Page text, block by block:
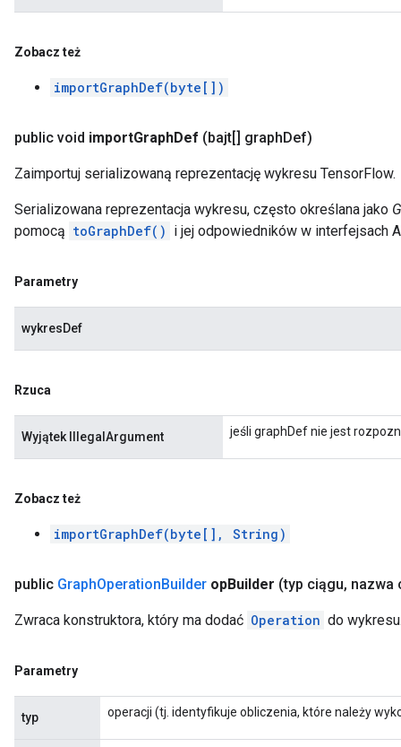
Zobacz też
importGraphDef(byte[])
public void importGraphDef (bajt[] graphDef)
Zaimportuj serializowaną reprezentację wykresu TensorFlow.
Serializowana reprezentacja wykresu, często określana jako
pomocą toGraphDef() i jej odpowiedników w interfejsach
Parametry
wykresDef
Rzuca
Wyjątek IllegalArgument jeśli graphDef nie jest
Zobacz też
importGraphDef(byte[], String)
public GraphOperationBuilder opBuilder (typ ciągu, nazwa
Zwraca konstruktora, który ma dodać Operation do
Parametry
typ operacji (tj. identyfikuje obliczenia, które należy